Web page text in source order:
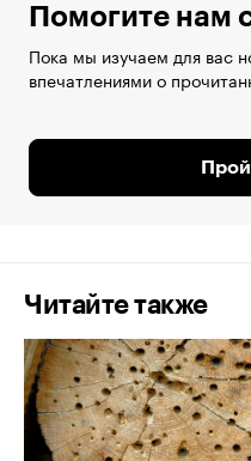
Помогите нам
Пока мы изучаем для вас
впечатлениями о
Читайте также